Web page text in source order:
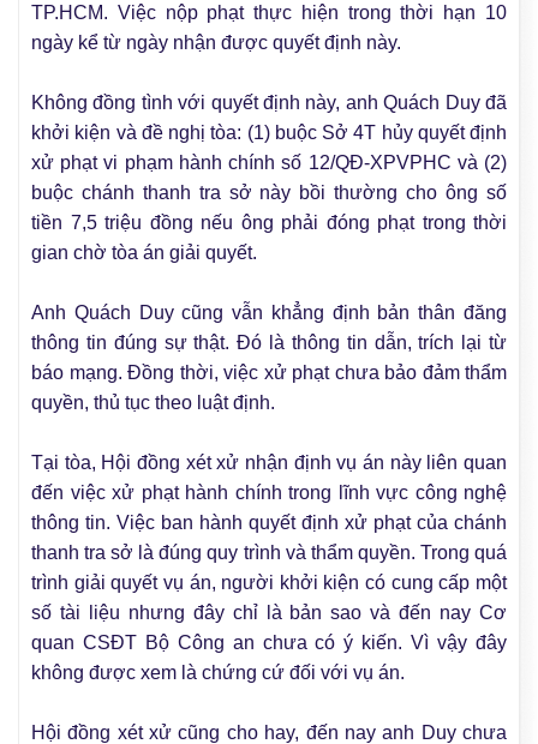
TP.HCM. Việc nộp phạt thực hiện trong thời hạn 10
ngày kể từ ngày nhận được quyết định này.
Không đồng tình với quyết định này, anh Quách Duy đã
khởi kiện và đề nghị tòa: (1) buộc Sở 4T hủy quyết định
xử phạt vi phạm hành chính số 12/QĐ-XPVPHC và (2)
buộc chánh thanh tra sở này bồi thường cho ông số
tiền 7,5 triệu đồng nếu ông phải đóng phạt trong thời
gian chờ tòa án giải quyết.
Anh Quách Duy cũng vẫn khẳng định bản thân đăng
thông tin đúng sự thật. Đó là thông tin dẫn, trích lại từ
báo mạng. Đồng thời, việc xử phạt chưa bảo đảm thẩm
quyền, thủ tục theo luật định.
Tại tòa, Hội đồng xét xử nhận định vụ án này liên quan
đến việc xử phạt hành chính trong lĩnh vực công nghệ
thông tin. Việc ban hành quyết định xử phạt của chánh
thanh tra sở là đúng quy trình và thẩm quyền. Trong quá
trình giải quyết vụ án, người khởi kiện có cung cấp một
số tài liệu nhưng đây chỉ là bản sao và đến nay Cơ
quan CSĐT Bộ Công an chưa có ý kiến. Vì vậy đây
không được xem là chứng cứ đối với vụ án.
Hội đồng xét xử cũng cho hay, đến nay anh Duy chưa